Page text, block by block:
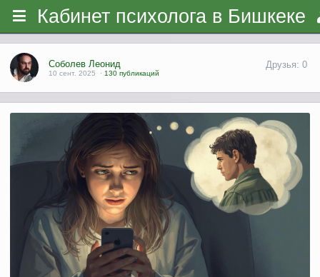
Кабинет психолога в Бишкеке
Соболев Леонид
10 сент. 2025 · 130 публикаций
Друзья: 0